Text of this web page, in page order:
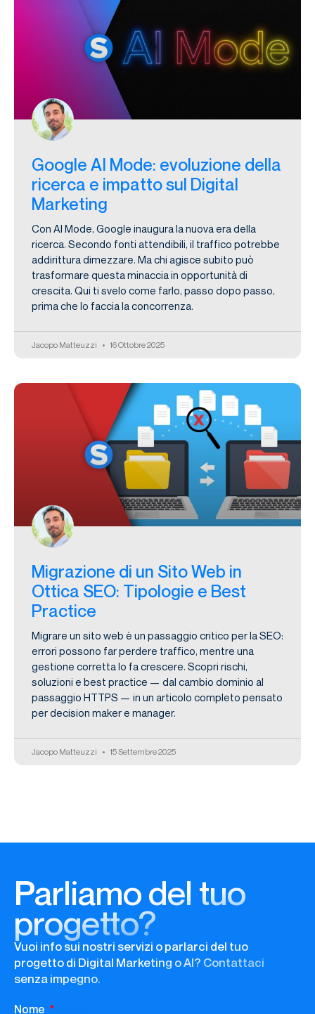
Google AI Mode: evoluzione della
ricerca e impatto sul Digital
Marketing
Con AI Mode, Google inaugura la nuova era della
ricerca. Secondo fonti attendibili, il traffico potrebbe
addirittura dimezzare. Ma chi agisce subito può
trasformare questa minaccia in opportunità di
crescita. Qui ti svelo come farlo, passo dopo passo,
prima che lo faccia la concorrenza.
Jacopo Matteuzzi 16 Ottobre 2025
Migrazione di un Sito Web in
Ottica SEO: Tipologie e Best
Practice
Migrare un sito web è un passaggio critico per la SEO:
errori possono far perdere traffico, mentre una
gestione corretta lo fa crescere. Scopri rischi,
soluzioni e best practice — dal cambio dominio al
passaggio HTTPS — in un articolo completo pensato
per decision maker e manager.
Jacopo Matteuzzi 15 Settembre 2025
Parliamo del tuo
progetto?
Vuoi info sui nostri servizi o parlarci del tuo
progetto di Digital Marketing o AI? Contattaci
senza impegno.
Nome